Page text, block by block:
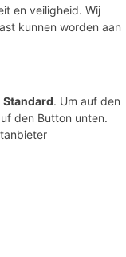
en veiligheid. Wij
kunnen worden aan
Standard. Um auf den
den Button unten.